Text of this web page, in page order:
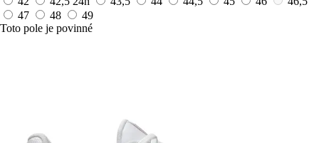
47
48
49
Toto pole je povinné